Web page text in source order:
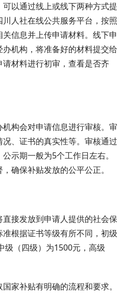
以通过线上或线下两种方式提
人社在线公共服务平台，按照
信息并上传申请材料。线下申
机构，将准备好的材料提交给
材料进行初审，查看是否齐
构会对申请信息进行审核。审
、证书的真实性等。审核通过
示期一般为5个工作日左右。
确保补贴发放的公平公正。
接发放到申请人提供的社会保
根据证书等级有所不同，初级
级（四级）为1500元，高级
家补贴有明确的流程和要求。